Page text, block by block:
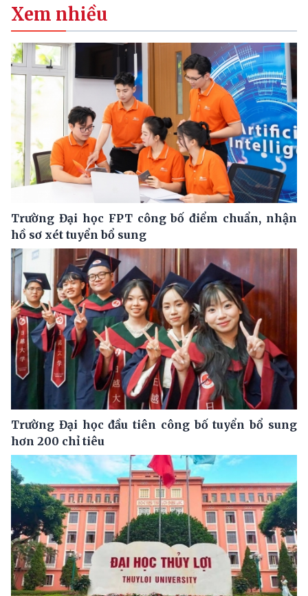
Xem nhiều
Trường Đại học FPT công bố điểm chuẩn, nhận
hồ sơ xét tuyển bổ sung
Trường Đại học đầu tiên công bố tuyển bổ sung
hơn 200 chỉ tiêu